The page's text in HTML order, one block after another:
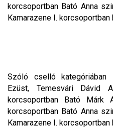
korcsoportban Bató Anna
Kamarazene I.
Szóló cselló kategóriában
Ezüst, Temesvári Dávid
korcsoportban Bató Márk
korcsoportban Bató Anna
Kamarazene I.